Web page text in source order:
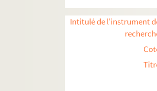
Intitulé de l'instrument
4-MS-FS-17-
2-MS-FS-17-
4-MS-FS-17-
Fichier de
8-MS-FS-17-